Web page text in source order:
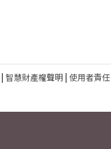
| 智慧財產權聲明| 使用者責任